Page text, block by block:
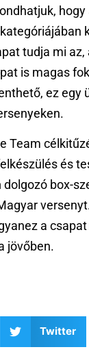
hogy
tudja mi az,
is magas
ez egy
Team
és
box-
a
jövőben.
Twitter